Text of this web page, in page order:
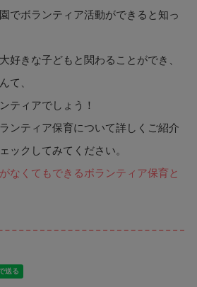
でボランティア活動ができると知っ
好きな子どもと関わることができ、
て、
ティアでしょう！
ンティア保育について詳しくご紹介
ックしてみてください。
なくてもできるボランティア保育と